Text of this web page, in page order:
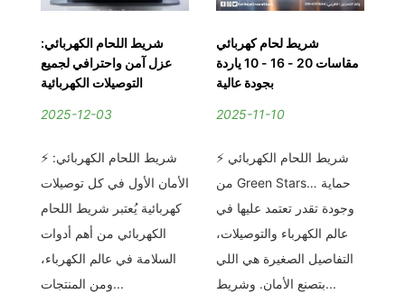
شريط اللحام الكهربائي:
عزل آمن واحترافي لجميع
التوصيلات الكهربائية
2025-12-03
⚡ شريط اللحام الكهربائي:
الأمان الأول في كل توصيلات
كهربائية يُعتبر شريط اللحام
الكهربائي من أهم أدوات
السلامة في عالم الكهرباء،
ومن المنتجات...
شريط لحام كهربائي
مقاسات 20 - 16 - 10 ياردة
بجودة عالية
2025-11-10
⚡ شريط اللحام الكهربائي
من Green Stars… حماية
وجودة تقدر تعتمد عليها في
عالم الكهرباء والتوصيلات،
التفاصيل الصغيرة هي اللي
بتصنع الأمان. وشريط...